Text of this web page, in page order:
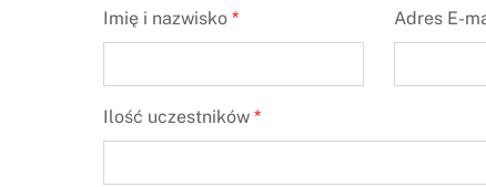
Imię i nazwisko * Adres E-
Ilość uczestników *